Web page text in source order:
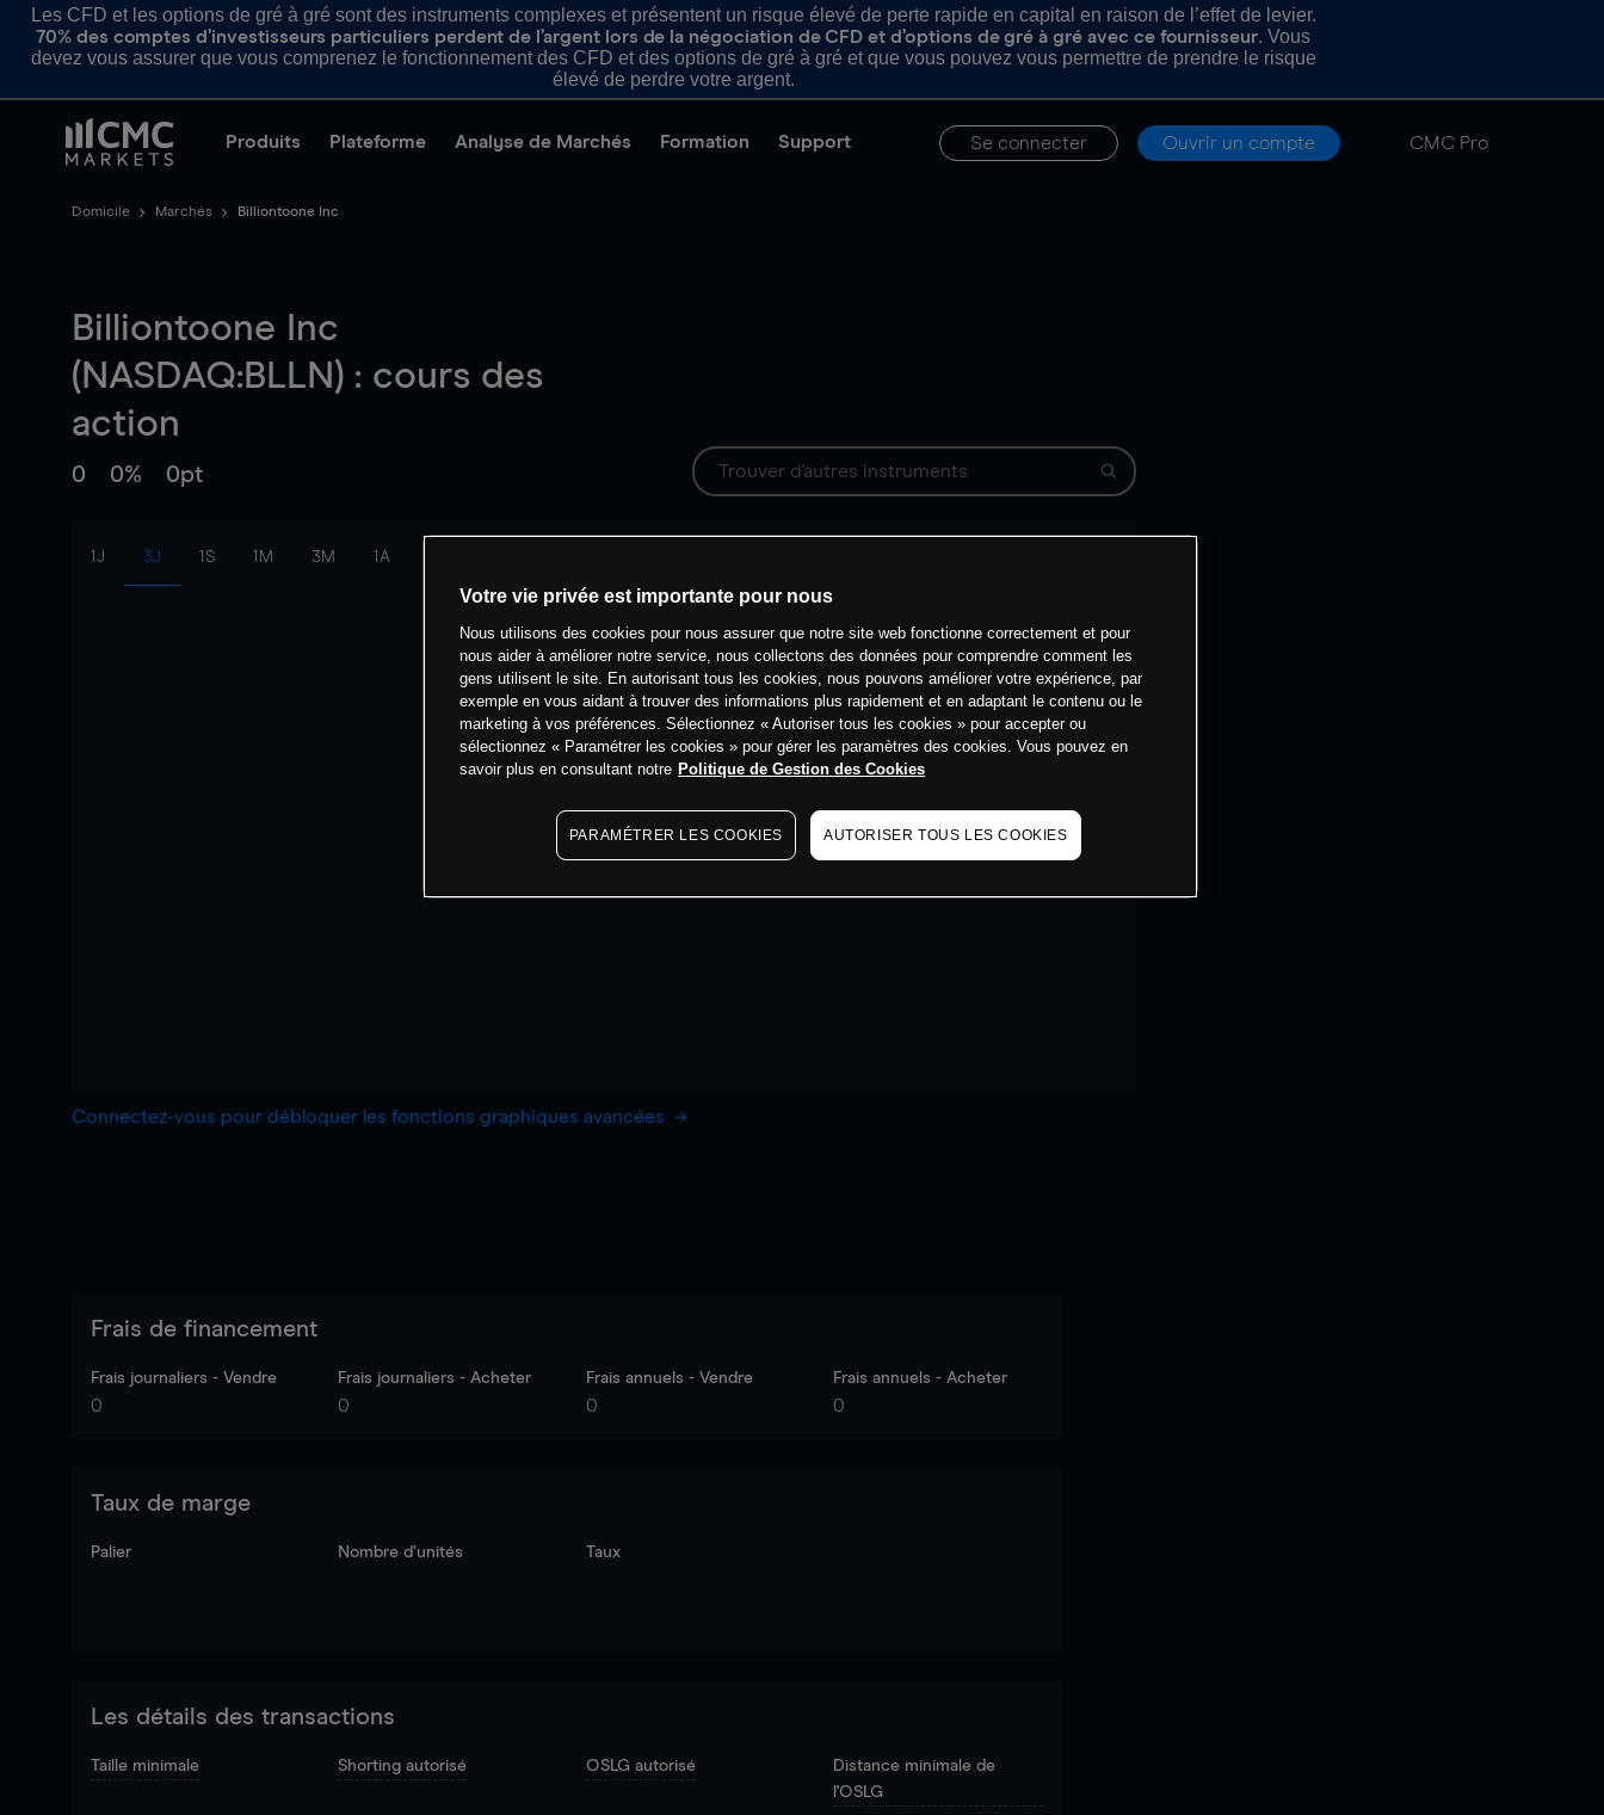
Les CFD et les options de gré à gré sont des instruments complexes et présentent un risque élevé de perte rapide en capital en raison de l’effet de levier.
70% des comptes d’investisseurs particuliers perdent de l’argent lors de la négociation de CFD et d’options de gré à gré avec ce fournisseur. Vous
devez vous assurer que vous comprenez le fonctionnement des CFD et des options de gré à gré et que vous pouvez vous permettre de prendre le risque
élevé de perdre votre argent.
Produits Plateforme Analyse de Marchés Formation Support Se connecter Ouvrir un compte CMC Pro
Domicile Marchés Billiontoone Inc
Billiontoone Inc
(NASDAQ:BLLN) : cours des
action
0 0% 0pt
1J 3J 1S 1M 3M 1A
Connectez-vous pour débloquer les fonctions graphiques avancées
Frais de financement
Frais journaliers - Vendre
0
Frais journaliers - Acheter
0
Frais annuels - Vendre
0
Frais annuels - Acheter
0
Taux de marge
Palier Nombre d’unités Taux
Les détails des transactions
Taille minimale Shorting autorisé OSLG autorisé
Distance minimale de
l'OSLG
Votre vie privée est importante pour nous
Nous utilisons des cookies pour nous assurer que notre site web fonctionne correctement et pour
nous aider à améliorer notre service, nous collectons des données pour comprendre comment les
gens utilisent le site. En autorisant tous les cookies, nous pouvons améliorer votre expérience, par
exemple en vous aidant à trouver des informations plus rapidement et en adaptant le contenu ou le
marketing à vos préférences. Sélectionnez « Autoriser tous les cookies » pour accepter ou
sélectionnez « Paramétrer les cookies » pour gérer les paramètres des cookies. Vous pouvez en
savoir plus en consultant notre Politique de Gestion des Cookies
PARAMÉTRER LES COOKIES AUTORISER TOUS LES COOKIES